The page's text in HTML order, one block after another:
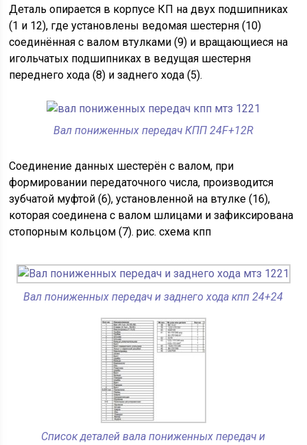
Деталь опирается в корпусе КП на двух подшипниках
(1 и 12), где установлены ведомая шестерня (10)
соединённая с валом втулками (9) и вращающиеся на
игольчатых подшипниках в ведущая шестерня
переднего хода (8) и заднего хода (5).
Вал пониженных передач КПП 24F+12R
Соединение данных шестерён с валом, при
формировании передаточного числа, производится
зубчатой муфтой (6), установленной на втулке (16),
которая соединена с валом шлицами и зафиксирована
стопорным кольцом (7). рис. схема кпп
Вал пониженных передач и заднего хода кпп 24+24
Список деталей вала пониженных передач и